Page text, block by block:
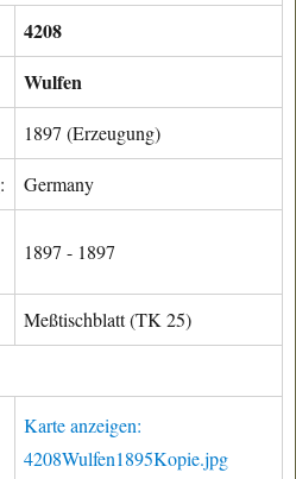
4208
Wulfen
1897 (Erzeugung)
Germany
1897 - 1897
Meßtischblatt (TK 25)
Karte anzeigen:
4208Wulfen1895Kopie.jpg